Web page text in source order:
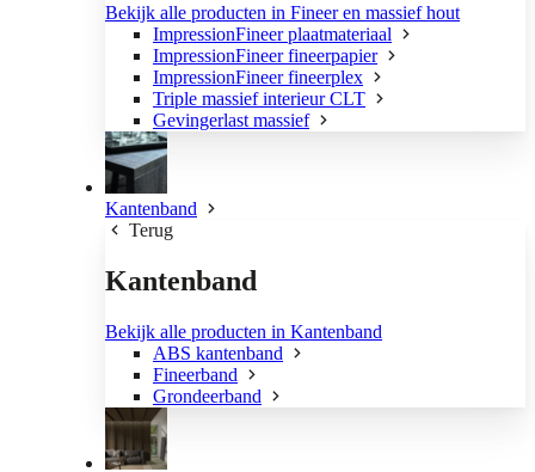
Bekijk alle producten in Fineer en massief hout
ImpressionFineer plaatmateriaal
ImpressionFineer fineerpapier
ImpressionFineer fineerplex
Triple massief interieur CLT
Gevingerlast massief
Kantenband
Terug
Kantenband
Bekijk alle producten in Kantenband
ABS kantenband
Fineerband
Grondeerband